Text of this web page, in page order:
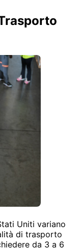
Uniti variano
di trasporto
da 3 a 6